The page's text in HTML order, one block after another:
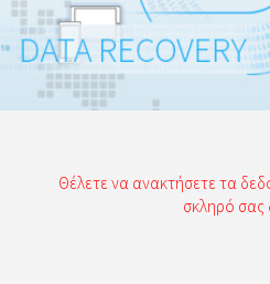
Θέλετε να ανακτήσετε τα
σκληρό σας